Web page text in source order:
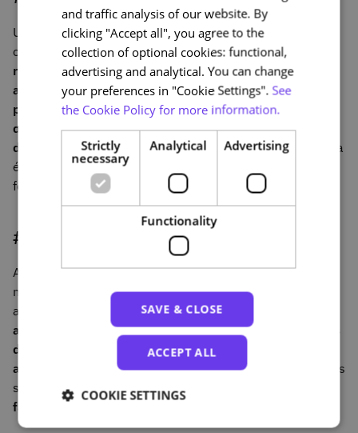
Uma das principais lições retiradas da pandemia da
covid-19 está relacionada coma redução de custos
resultante da desmaterialização dos processos de
aprendizagem.Por outro lado,é também possível
participar ativamente num planeta mais sustentável
diminuindo o impacto ambiental associado a
deslocações físicas e custos energéticos.Esta poupança
é uma realidade também para os estudantes e
formandos, que evitam assim algumas despesas.
#5 Colaboração
Ainda que as modalidades de educação digital sejam
normalmente associadas a um processo de
aprendizagem feito de forma individual, a verdade é que
as ferramentas digitais oferecem muitas possibilidades
de colaboração.
Para além de terem o potencial de
aumentar a escala ao nível do número de estudantes,
as
soluções digitais incorporam ainda certas
facilitam a partilha de ideias e o trabalho colaborativo.
ENGLISH
and traffic analysis of our website. By
clicking "Accept all", you agree to the
collection of optional cookies: functional,
advertising and analytical. You can change
your preferences in "Cookie Settings". See
the Cookie Policy for more information.
Strictly
necessary
Analytical Advertising
Functionality
SAVE & CLOSE
ACCEPT ALL
COOKIE SETTINGS